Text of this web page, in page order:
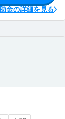
金の詳細を見る